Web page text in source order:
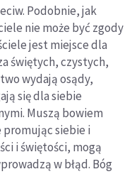
Podobnie, jak
nie może być zgody
jest miejsce dla
świętych, czystych,
wydają osądy,
się dla siebie
Muszą bowiem
promując siebie i
i świętości, mogą
w błąd. Bóg